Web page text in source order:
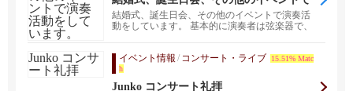
演奏活動をしています。
結婚式、誕生日会、その他のイベントで演奏活
動をしています。 基本的に演奏者は弦楽器で、
イベント情報 / コンサート・ライブ
15.51% Matc
h
Junko コンサート礼拝